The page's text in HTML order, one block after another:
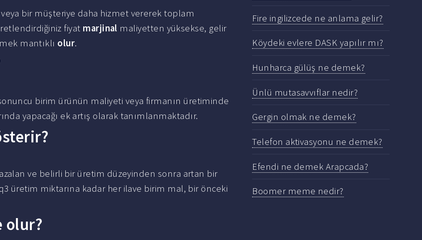
bir müşteriye daha hizmet vererek toplam
fiyat marjinal maliyetten yüksekse, gelir
mantıklı olur.
birim ürünün maliyeti veya firmanın üretiminde
yapacağı ek artış olarak tanımlanmaktadır.
ve belirli bir üretim düzeyinden sonra artan bir
üretim miktarına kadar her ilave birim mal, bir önceki
olur?
Fire ingilizcede ne anlama gelir?
Köydeki evlere DASK yapılır mı?
Hunharca gülüş ne demek?
Ünlü mutasavvıflar nedir?
Gergin olmak ne demek?
Telefon aktivasyonu ne demek?
Efendi ne demek Arapcada?
Boomer meme nedir?